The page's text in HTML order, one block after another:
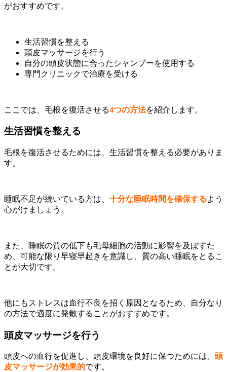
がおすすめです。
生活習慣を整える
頭皮マッサージを行う
自分の頭皮状態に合ったシャンプーを使用する
専門クリニックで治療を受ける
ここでは、毛根を復活させる4つの方法を紹介します。
生活習慣を整える
毛根を復活させるためには、生活習慣を整える必要がありま
す。
睡眠不足が続いている方は、 十分な睡眠時間を確保するよう
心がけましょう。
また、睡眠の質の低下も毛母細胞の活動に影響を及ぼすた
め、可能な限り早寝早起きを意識し、質の高い睡眠をとるこ
とが大切です。
他にもストレスは血行不良を招く原因となるため、自分なり
の方法で適度に発散することがおすすめです。
頭皮マッサージを行う
頭皮への血行を促進し、頭皮環境を良好に保つためには、 頭
皮マッサージが効果的です。